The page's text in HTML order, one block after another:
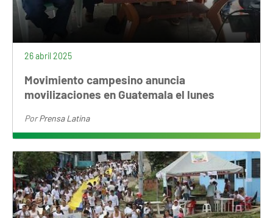
26 abril 2025
Movimiento campesino anuncia
movilizaciones en Guatemala el lunes
PorPrensa Latina